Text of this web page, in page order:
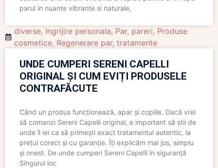
parul in nuante vibrante si naturale,
diverse, Ingrijire personala, Par, pareri, Produse
cosmetice, Regenerare par, tratamente
UNDE CUMPERI SERENI CAPELLI
ORIGINAL ȘI CUM EVIȚI PRODUSELE
CONTRAFĂCUTE
Când un produs funcționează, apar și copiile. Dacă vrei
să comanzi Sereni Capelli original, e important să știi de
unde îl iei ca să primești exact tratamentul autentic, la
prețul corect și cu garanție. Îți explicăm mai jos, simplu
și onest. De unde cumperi Sereni Capelli în siguranță
Singurul loc